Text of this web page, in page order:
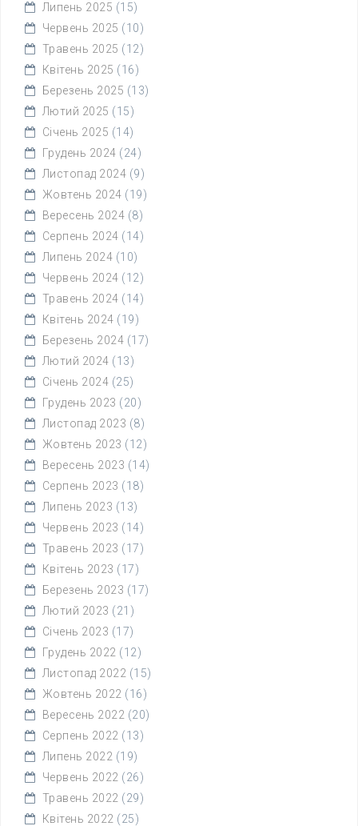
Липень 2025 (15)
Червень 2025 (10)
Травень 2025 (12)
Квітень 2025 (16)
Березень 2025 (13)
Лютий 2025 (15)
Січень 2025 (14)
Грудень 2024 (24)
Листопад 2024 (9)
Жовтень 2024 (19)
Вересень 2024 (8)
Серпень 2024 (14)
Липень 2024 (10)
Червень 2024 (12)
Травень 2024 (14)
Квітень 2024 (19)
Березень 2024 (17)
Лютий 2024 (13)
Січень 2024 (25)
Грудень 2023 (20)
Листопад 2023 (8)
Жовтень 2023 (12)
Вересень 2023 (14)
Серпень 2023 (18)
Липень 2023 (13)
Червень 2023 (14)
Травень 2023 (17)
Квітень 2023 (17)
Березень 2023 (17)
Лютий 2023 (21)
Січень 2023 (17)
Грудень 2022 (12)
Листопад 2022 (15)
Жовтень 2022 (16)
Вересень 2022 (20)
Серпень 2022 (13)
Липень 2022 (19)
Червень 2022 (26)
Травень 2022 (29)
Квітень 2022 (25)